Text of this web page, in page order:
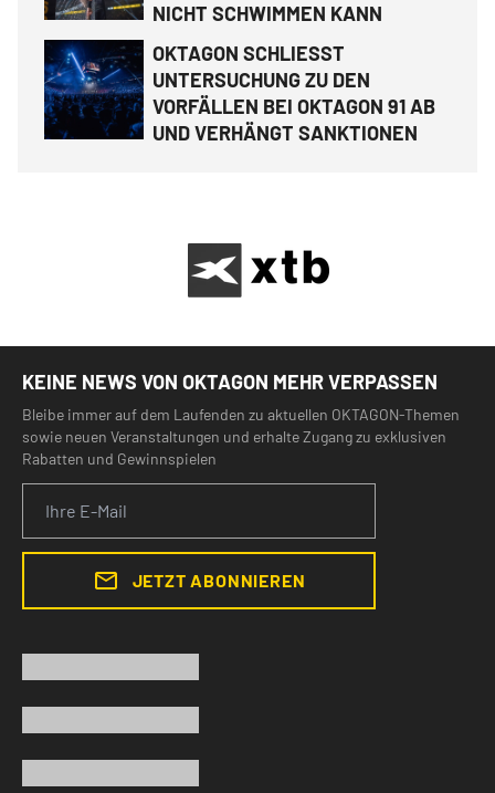
NICHT SCHWIMMEN KANN
OKTAGON SCHLIESST
UNTERSUCHUNG ZU DEN
VORFÄLLEN BEI OKTAGON 91 AB
UND VERHÄNGT SANKTIONEN
KEINE NEWS VON OKTAGON MEHR VERPASSEN
Bleibe immer auf dem Laufenden zu aktuellen OKTAGON-Themen
sowie neuen Veranstaltungen und erhalte Zugang zu exklusiven
Rabatten und Gewinnspielen
JETZT ABONNIEREN